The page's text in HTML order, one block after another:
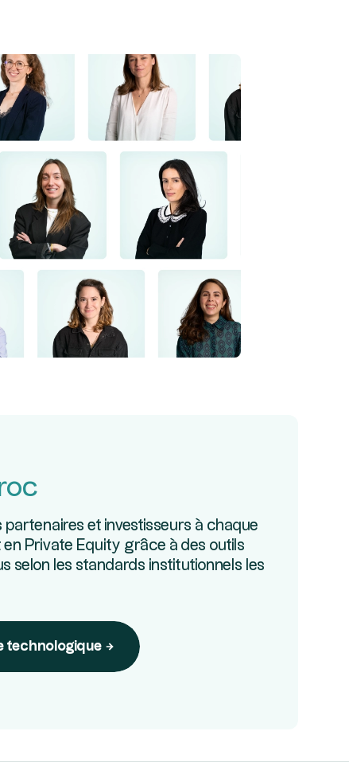
et investisseurs à chaque
Private Equity grâce à des outils
selon les standards institutionnels les
technologique